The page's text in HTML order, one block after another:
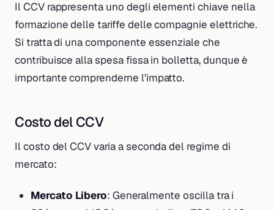
Il CCV rappresenta uno degli elementi chiave nella
formazione delle tariffe delle compagnie elettriche.
Si tratta di una componente essenziale che
contribuisce alla spesa fissa in bolletta, dunque è
importante comprenderne l’impatto.
Costo del CCV
Il costo del CCV varia a seconda del regime di
mercato:
Mercato Libero: Generalmente oscilla tra i